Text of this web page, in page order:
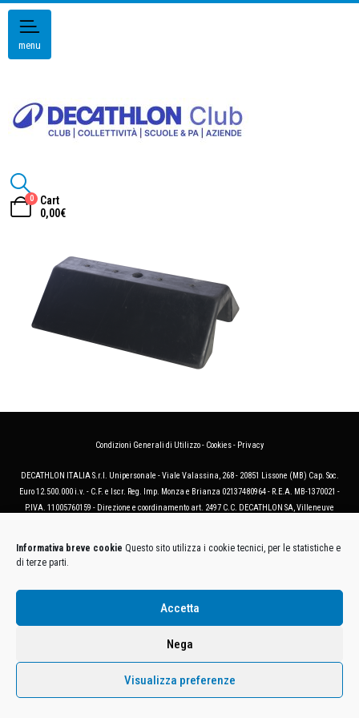
Informativa breve cookie Questo sito utilizza i cookie tecnici, per le statistiche e
di terze parti.
Accetta
Nega
Visualizza preferenze
menu
0
Cart
0,00€
Condizioni Generali di Utilizzo- Cookies- Privacy
DECATHLON ITALIA S.r.l. Unipersonale - Viale Valassina, 268 - 20851 Lissone (MB) Cap. Soc.
Euro 12.500.000 i.v. - C.F. e Iscr. Reg. Imp. Monza e Brianza 02137480964 - R.E.A. MB-1370021 -
P.IVA. 11005760159 - Direzione e coordinamento art. 2497 C.C. DECATHLON SA, Villeneuve